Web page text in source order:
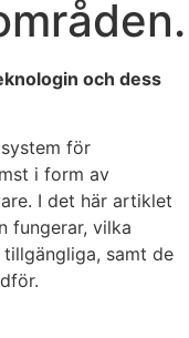
och dess
för
i form av
I det här artiklet
fungerar, vilka
samt de